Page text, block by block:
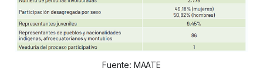
Fuente: MAATE